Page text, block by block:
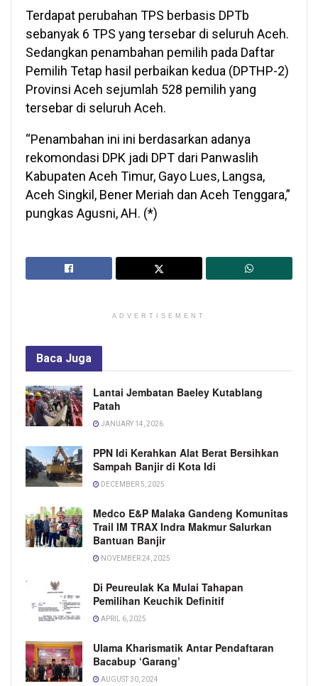
Terdapat perubahan TPS berbasis DPTb
sebanyak 6 TPS yang tersebar di seluruh Aceh.
Sedangkan penambahan pemilih pada Daftar
Pemilih Tetap hasil perbaikan kedua (DPTHP-2)
Provinsi Aceh sejumlah 528 pemilih yang
tersebar di seluruh Aceh.
“Penambahan ini ini berdasarkan adanya
rekomondasi DPK jadi DPT dari Panwaslih
Kabupaten Aceh Timur, Gayo Lues, Langsa,
Aceh Singkil, Bener Meriah dan Aceh Tenggara,”
pungkas Agusni, AH. (*)
ADVERTISEMENT
Baca Juga
Lantai Jembatan Baeley Kutablang
Patah
JANUARY 14, 2026
PPN Idi Kerahkan Alat Berat Bersihkan
Sampah Banjir di Kota Idi
DECEMBER 5, 2025
Medco E&P Malaka Gandeng Komunitas
Trail IM TRAX Indra Makmur Salurkan
Bantuan Banjir
NOVEMBER 24, 2025
Di Peureulak Ka Mulai Tahapan
Pemilihan Keuchik Definitif
APRIL 6, 2025
Ulama Kharismatik Antar Pendaftaran
Bacabup ‘Garang’
AUGUST 30, 2024